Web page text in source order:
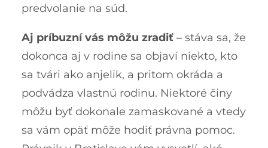
predvolanie na súd.
Aj príbuzní vás môžu zradiť – stáva sa, že
dokonca aj v rodine sa objaví niekto, kto
sa tvári ako anjelik, a pritom okráda a
podvádza vlastnú rodinu. Niektoré činy
môžu byť dokonale zamaskované a vtedy
sa vám opäť môže hodiť právna pomoc.